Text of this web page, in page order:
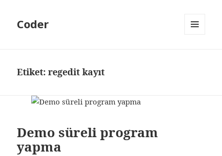
Coder
Etiket:regedit kayıt
Demo süreli program
yapma